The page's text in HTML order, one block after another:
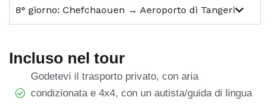
8° giorno: Chefchaouen → Aeroporto di Tangeri
Incluso nel tour
Godetevi il trasporto privato, con aria
condizionata e 4x4, con un autista/guida di lingua